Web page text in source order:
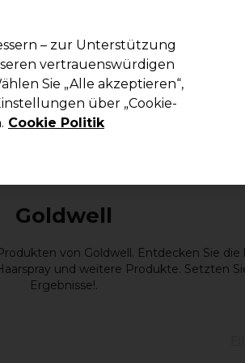
Herrenfriseur Inspiration Die Professional
Goldwell
von Goldwell. Entdecken Sie
und weitere Produkte. Setzten
Ergebnisse!.
– zur Unterstützung
vertrauenswürdigen
Sie „Alle akzeptieren“,
über „Cookie-
Cookie Politik